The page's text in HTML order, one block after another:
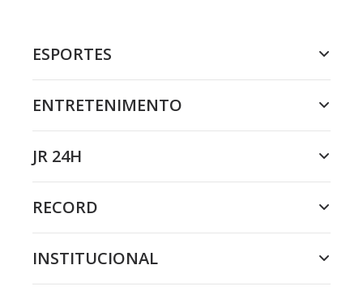
ESPORTES
ENTRETENIMENTO
JR 24H
RECORD
INSTITUCIONAL